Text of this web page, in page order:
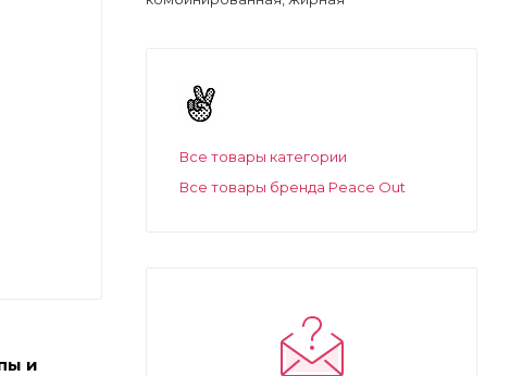
и
Все товары категории
Все товары бренда Peace Out